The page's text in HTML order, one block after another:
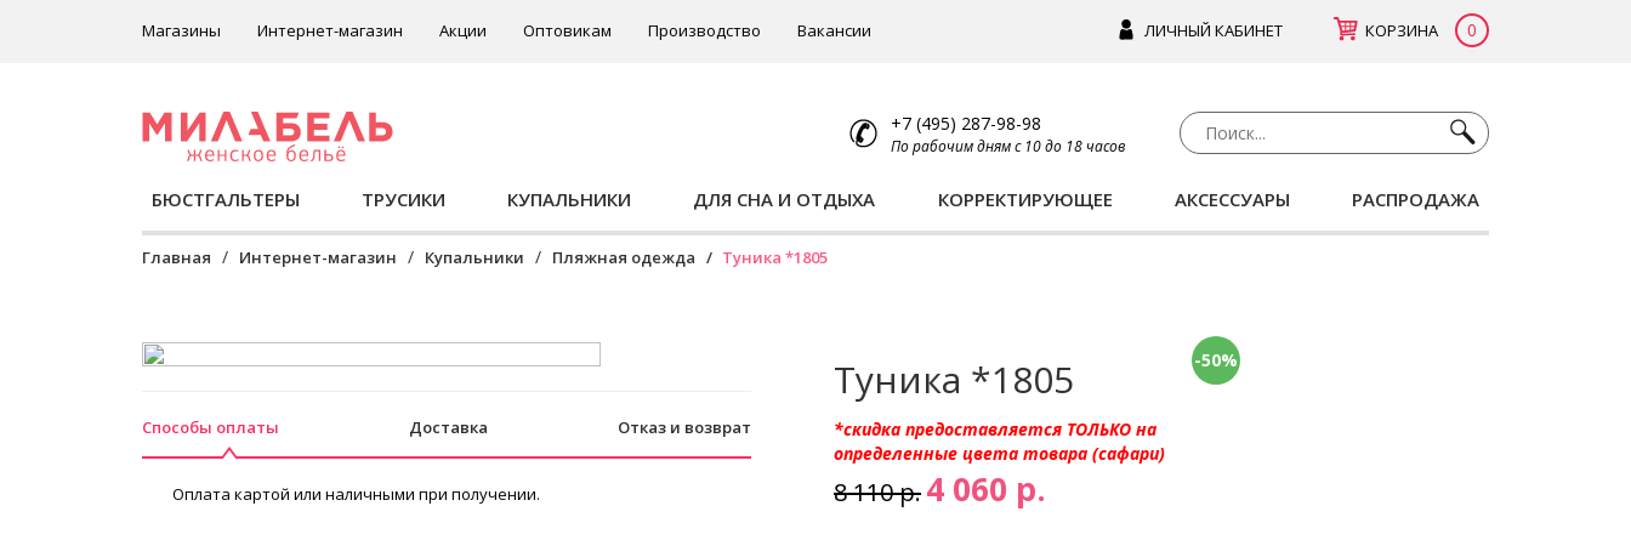
ЛИЧНЫЙ КАБИНЕТ КОРЗИНА 0
Магазины Интернет-магазин Акции Оптовикам Производство Вакансии
+7 (495) 287-98-98
По рабочим дням с 10 до 18 часов
БЮСТГАЛЬТЕРЫ ТРУСИКИ КУПАЛЬНИКИ ДЛЯ СНА И ОТДЫХА КОРРЕКТИРУЮЩЕЕ АКСЕССУАРЫ РАСПРОДАЖА
Главная Интернет-магазин Купальники Пляжная одежда Туника *1805
Способы оплаты Доставка Отказ и возврат
Оплата картой или наличными при получении.
-50%
Туника *1805
*скидка предоставляется ТОЛЬКО на
определенные цвета товара (сафари)
8 110 р.4 060 р.